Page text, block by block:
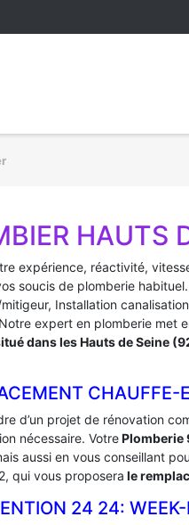
HAUTS
expérience, réactivité,
soucis de plomberie
Installation
expert en plomberie met
dans les Hauts de Seine
CHAUFFE-
d’un projet de rénovation
nécessaire. VotrePlomberie
aussi en vous conseillant
qui vous proposera le
24 24: